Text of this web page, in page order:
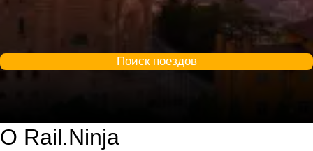
Поиск поездов
О Rail.Ninja